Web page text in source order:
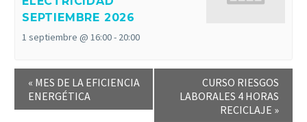
SEPTIEMBRE 2026
1 septiembre @ 16:00- 20:00
« MES DE LA EFICIENCIA
ENERGÉTICA
CURSO RIESGOS
LABORALES 4 HORAS
RECICLAJE »